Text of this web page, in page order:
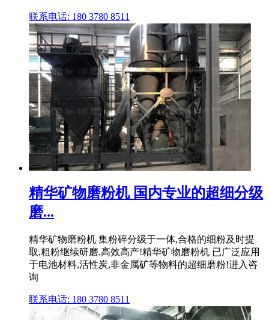
联系电话: 180 3780 8511
精华矿物磨粉机 国内专业的超细分级
磨...
精华矿物磨粉机 集粉碎分级于一体,合格的细粉及时提
取,粗粉继续研磨,高效高产!精华矿物磨粉机 已广泛应用
于电池材料,活性炭,非金属矿等物料的超细磨粉!进入咨
询
联系电话: 180 3780 8511